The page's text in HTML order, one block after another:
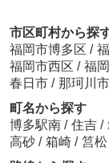
市区町村から探
福岡市博多区 /
福岡市西区 / 福
春日市 / 那珂川市
町名から探す
博多駅南 / 住吉 /
高砂 / 箱崎 / 筥松